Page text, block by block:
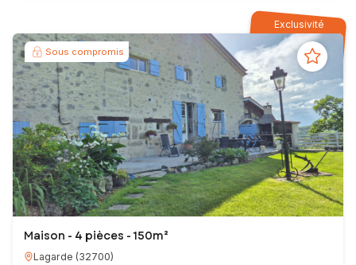
Exclusivité
Sous compromis
Maison - 4 pièces - 150m²
Lagarde (32700)